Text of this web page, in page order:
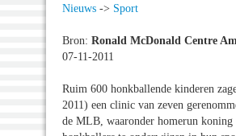
Nieuws -> Sport
Bron: Ronald McDonald Centre
07-11-2011
Ruim 600 honkballende kinderen
2011) een clinic van zeven
de MLB, waaronder homerun